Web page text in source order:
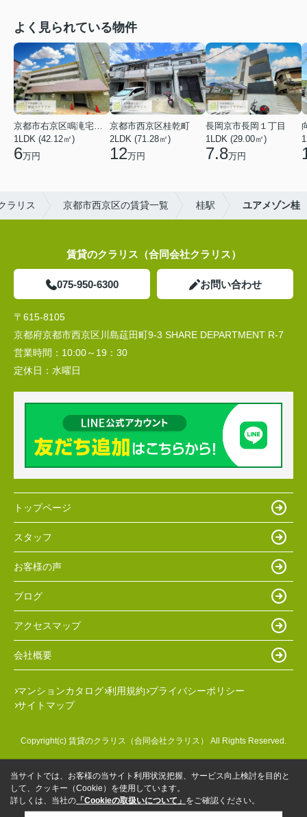
よく見られている物件
京都市右京区鳴滝宅間町
1LDK (42.12㎡)
6万円
京都市西京区桂乾町
2LDK (71.28㎡)
12万円
長岡京市長岡１丁目
1LDK (29.00㎡)
7.8万円
ラリス 京都市西京区の賃貸一覧 桂駅 ユアメゾン桂
賃貸のクラリス（合同会社クラリス）
075-950-6300 お問い合わせ
〒615-8105
京都府京都市西京区川島莚田町9-3 SHARE DEPARTMENT R-7
営業時間： 10:00～19：30
定休日： 水曜日
トップページ
スタッフ
お客様の声
ブログ
アクセスマップ
会社概要
マンションカタログ 利用規約 プライバシーポリシー
サイトマップ
Copyright(c) 賃貸のクラリス（合同会社クラリス） All Rights Reserved.
当サイトでは、お客様の当サイト利用状況把握、サービス向上検討を目的と
して、クッキー（Cookie）を使用しています。
詳しくは、当社の 「Cookieの取扱いについて」 をご確認ください。